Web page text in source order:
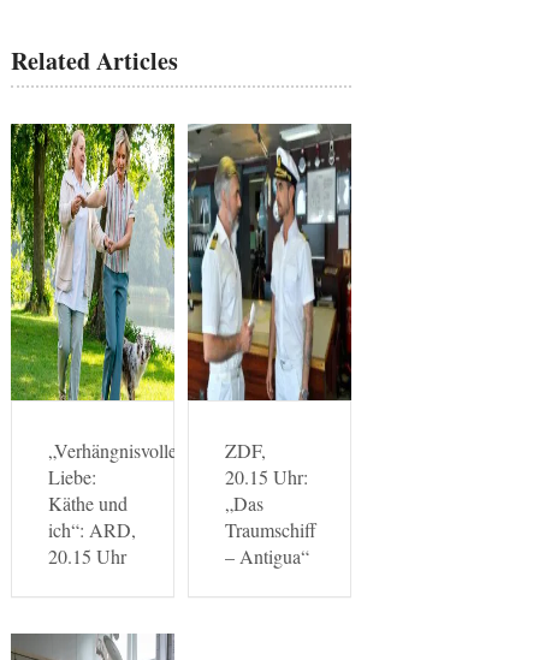
Related Articles
„Verhängnisvolle
Liebe:
Käthe und
ich“: ARD,
20.15 Uhr
ZDF,
20.15 Uhr:
„Das
Traumschiff
– Antigua“